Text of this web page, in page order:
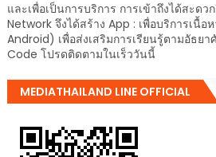
และเพื่อเป็นการบริการ การเข้าถึงได้สะดว
Network จึงได้สร้าง App : เพื่อบริการเนื้
Android) เพื่อส่งเสริมการเรียนรู้ตามอัธย
Code โปรดติดตามในเร็ววันนี้
MEDIATHAILAND LINE OFFICIAL